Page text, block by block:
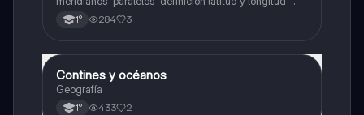
elementos del mapa-definición mapa-localización
relativa y absoluta
1° 284 3
Geografía
Contines y océanos
Geografía
1° 433 2